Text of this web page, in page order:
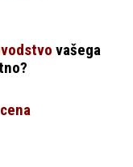
vašega
cena